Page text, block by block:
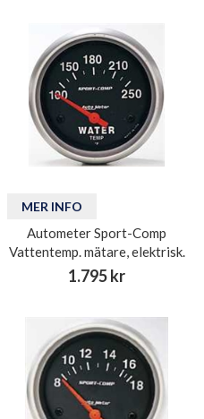
MER INFO
Autometer Sport-Comp
Vattentemp. mätare, elektrisk.
1.795 kr